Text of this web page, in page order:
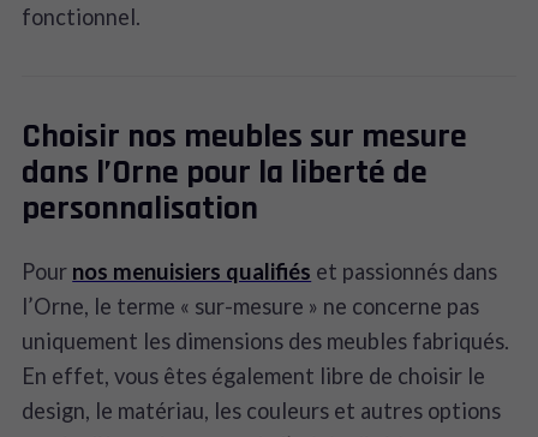
fonctionnel.
Choisir nos meubles sur mesure
dans l’Orne pour la liberté de
personnalisation
Pour nos menuisiers qualifiés et passionnés dans
l’Orne, le terme « sur-mesure » ne concerne pas
uniquement les dimensions des meubles fabriqués.
En effet, vous êtes également libre de choisir le
design, le matériau, les couleurs et autres options